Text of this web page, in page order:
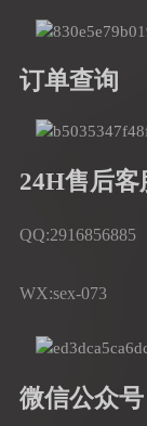
订单查询
24H售后客
QQ:2916856885
WX:sex-073
微信公众号